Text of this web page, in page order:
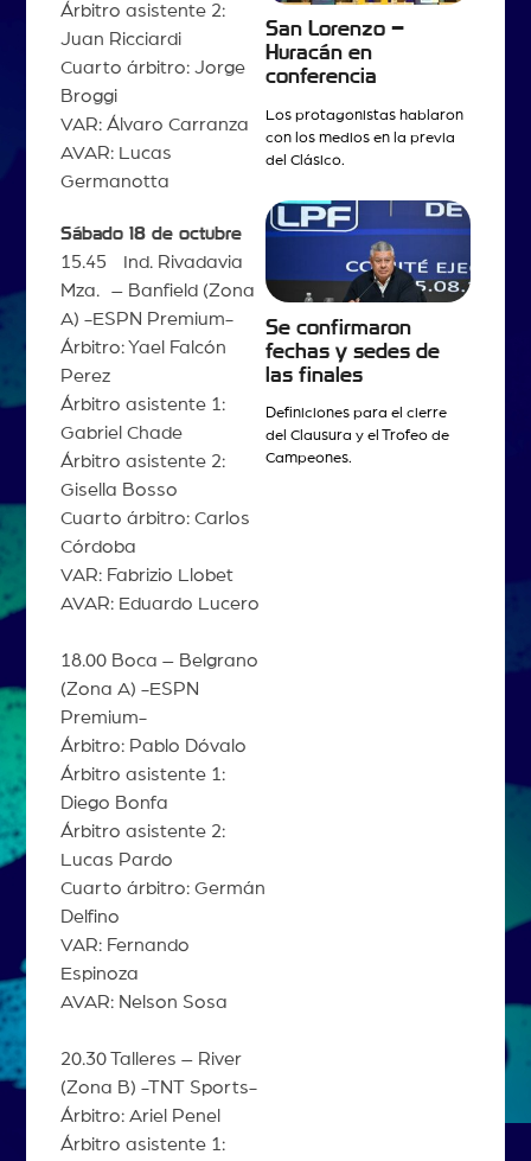
Árbitro asistente 2:
Juan Ricciardi
Cuarto árbitro: Jorge
Broggi
VAR: Álvaro Carranza
AVAR: Lucas
Germanotta
Sábado 18 de octubre
15.45 Ind. Rivadavia
Mza. – Banfield (Zona
A) -ESPN Premium-
Árbitro: Yael Falcón
Perez
Árbitro asistente 1:
Gabriel Chade
Árbitro asistente 2:
Gisella Bosso
Cuarto árbitro: Carlos
Córdoba
VAR: Fabrizio Llobet
AVAR: Eduardo Lucero
18.00 Boca – Belgrano
(Zona A) -ESPN
Premium-
Árbitro: Pablo Dóvalo
Árbitro asistente 1:
Diego Bonfa
Árbitro asistente 2:
Lucas Pardo
Cuarto árbitro: Germán
Delfino
VAR: Fernando
Espinoza
AVAR: Nelson Sosa
20.30 Talleres – River
(Zona B) -TNT Sports-
Árbitro: Ariel Penel
Árbitro asistente 1:
San Lorenzo –
Huracán en
conferencia
Los protagonistas hablaron
con los medios en la previa
del Clásico.
Se confirmaron
fechas y sedes de
las finales
Definiciones para el cierre
del Clausura y el Trofeo de
Campeones.